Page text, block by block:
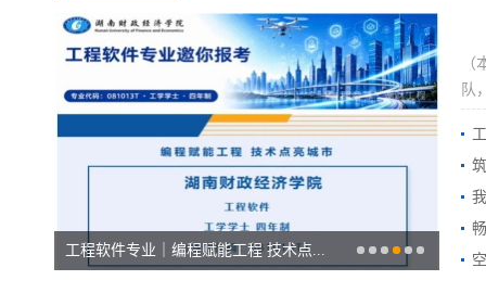
工程软件专业｜编程赋能工程 技术点...
队